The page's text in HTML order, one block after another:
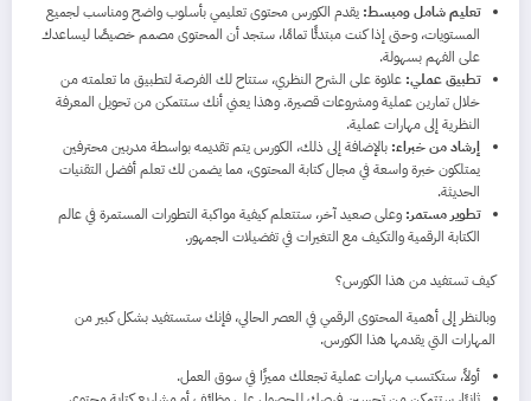
تعليم شامل ومبسط: يقدم الكورس محتوى تعليمي بأسلوب واضح ومناسب لجميع
المستويات، وحتى إذا كنت مبتدئًا تمامًا، ستجد أن المحتوى مصمم خصيصًا ليساعدك
على الفهم بسهولة.
تطبيق عملي: علاوة على الشرح النظري، ستتاح لك الفرصة لتطبيق ما تعلمته من
خلال تمارين عملية ومشروعات قصيرة. وهذا يعني أنك ستتمكن من تحويل المعرفة
النظرية إلى مهارات عملية.
إرشاد من خبراء: بالإضافة إلى ذلك، الكورس يتم تقديمه بواسطة مدربين محترفين
يمتلكون خبرة واسعة في مجال كتابة المحتوى، مما يضمن لك تعلم أفضل التقنيات
الحديثة.
تطوير مستمر: وعلى صعيد آخر، ستتعلم كيفية مواكبة التطورات المستمرة في عالم
الكتابة الرقمية والتكيف مع التغيرات في تفضيلات الجمهور.
كيف تستفيد من هذا الكورس؟
وبالنظر إلى أهمية المحتوى الرقمي في العصر الحالي، فإنك ستستفيد بشكل كبير من
المهارات التي يقدمها هذا الكورس.
أولاً، ستكتسب مهارات عملية تجعلك مميزًا في سوق العمل.